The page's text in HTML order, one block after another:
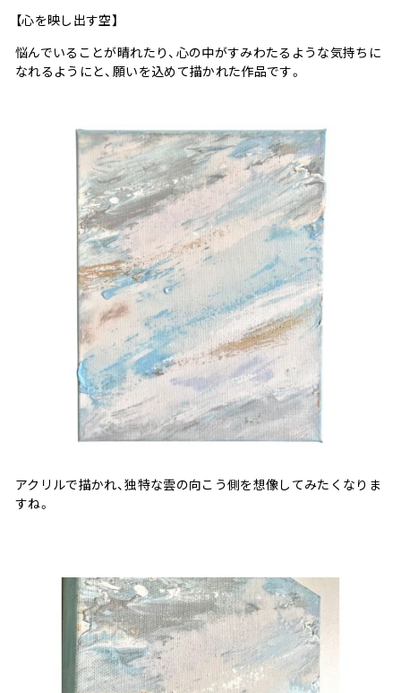
【心を映し出す空】
悩んでいることが晴れたり、心の中がすみわたるような気持ちに
なれるようにと、願いを込めて描かれた作品です。
アクリルで描かれ、独特な雲の向こう側を想像してみたくなりま
すね。